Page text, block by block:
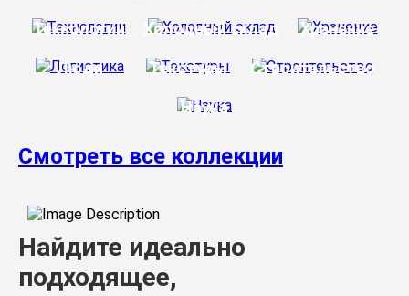
Технологии Холодный склад Хранение
Люди Текстуры Строительство
Наука
Смотреть все коллекции
Найдите идеально
подходящее,